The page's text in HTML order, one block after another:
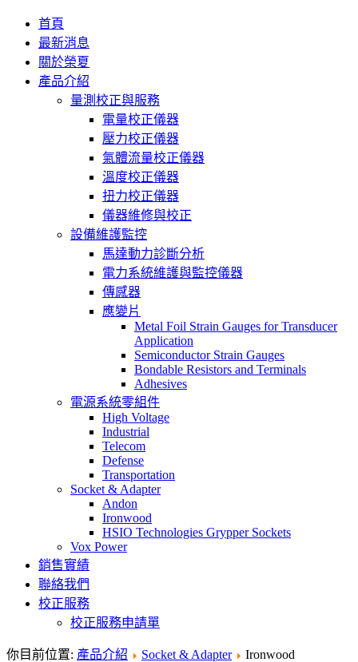
首頁
最新消息
關於榮夏
產品介紹
量測校正與服務
電量校正儀器
壓力校正儀器
氣體流量校正儀器
溫度校正儀器
扭力校正儀器
儀器維修與校正
設備維護監控
馬達動力診斷分析
電力系統維護與監控儀器
傳感器
應變片
Metal Foil Strain Gauges for Transducer
Application
Semiconductor Strain Gauges
Bondable Resistors and Terminals
Adhesives
電源系統零組件
High Voltage
Industrial
Telecom
Defense
Transportation
Socket & Adapter
Andon
Ironwood
HSIO Technologies Grypper Sockets
Vox Power
銷售實績
聯絡我們
校正服務
校正服務申請單
你目前位置: 產品介紹 Socket & Adapter Ironwood